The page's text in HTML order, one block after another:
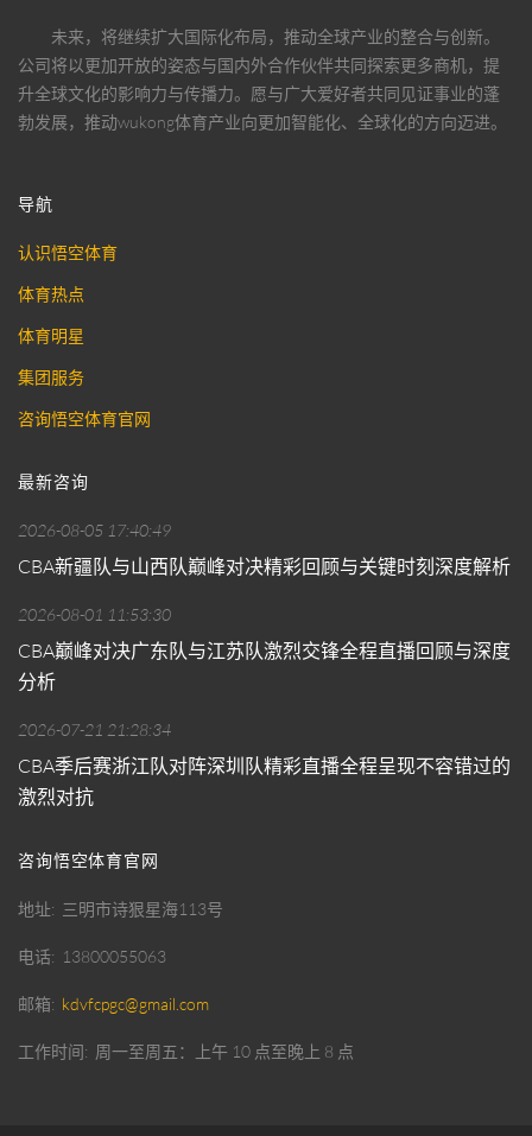
未来，将继续扩大国际化布局，推动全球产业的整合与创新。
公司将以更加开放的姿态与国内外合作伙伴共同探索更多商机，提
升全球文化的影响力与传播力。愿与广大爱好者共同见证事业的蓬
勃发展，推动wukong体育产业向更加智能化、全球化的方向迈进。
导航
认识悟空体育
体育热点
体育明星
集团服务
咨询悟空体育官网
最新咨询
2026-08-05 17:40:49
CBA新疆队与山西队巅峰对决精彩回顾与关键时刻深度解析
2026-08-01 11:53:30
CBA巅峰对决广东队与江苏队激烈交锋全程直播回顾与深度
分析
2026-07-21 21:28:34
CBA季后赛浙江队对阵深圳队精彩直播全程呈现不容错过的
激烈对抗
咨询悟空体育官网
地址 三明市诗狠星海113号
电话 13800055063
邮箱 kdvfcpgc@gmail.com
工作时间 周一至周五：上午 10 点至晚上 8 点